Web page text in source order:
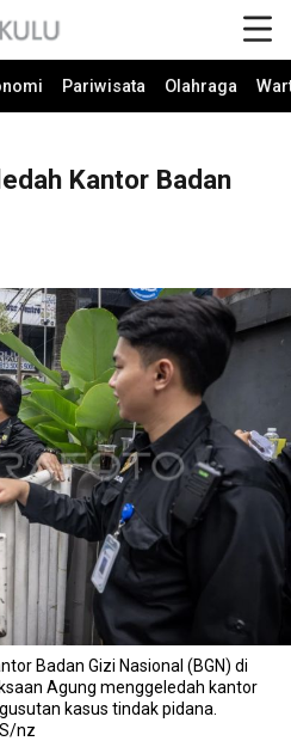
Pariwisata Olahraga
Kantor Badan
Badan Gizi Nasional (BGN) di
Agung menggeledah kantor
kasus tindak pidana.
nz